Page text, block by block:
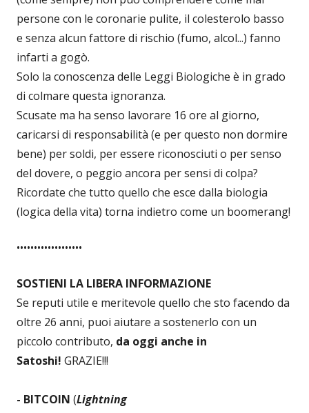
persone con le coronarie pulite, il colesterolo basso
e senza alcun fattore di rischio (fumo, alcol...) fanno
infarti a gogò.
Solo la conoscenza delle Leggi Biologiche è in grado
di colmare questa ignoranza.
Scusate ma ha senso lavorare 16 ore al giorno,
caricarsi di responsabilità (e per questo non dormire
bene) per soldi, per essere riconosciuti o per senso
del dovere, o peggio ancora per sensi di colpa?
Ricordate che tutto quello che esce dalla biologia
(logica della vita) torna indietro come un boomerang!
•••••••••••••••••••
SOSTIENI LA LIBERA INFORMAZIONE
Se reputi utile e meritevole quello che sto facendo da
oltre 26 anni, puoi aiutare a sostenerlo con un
piccolo contributo, da oggi anche in
Satoshi! GRAZIE!!!
- BITCOIN (Lightning